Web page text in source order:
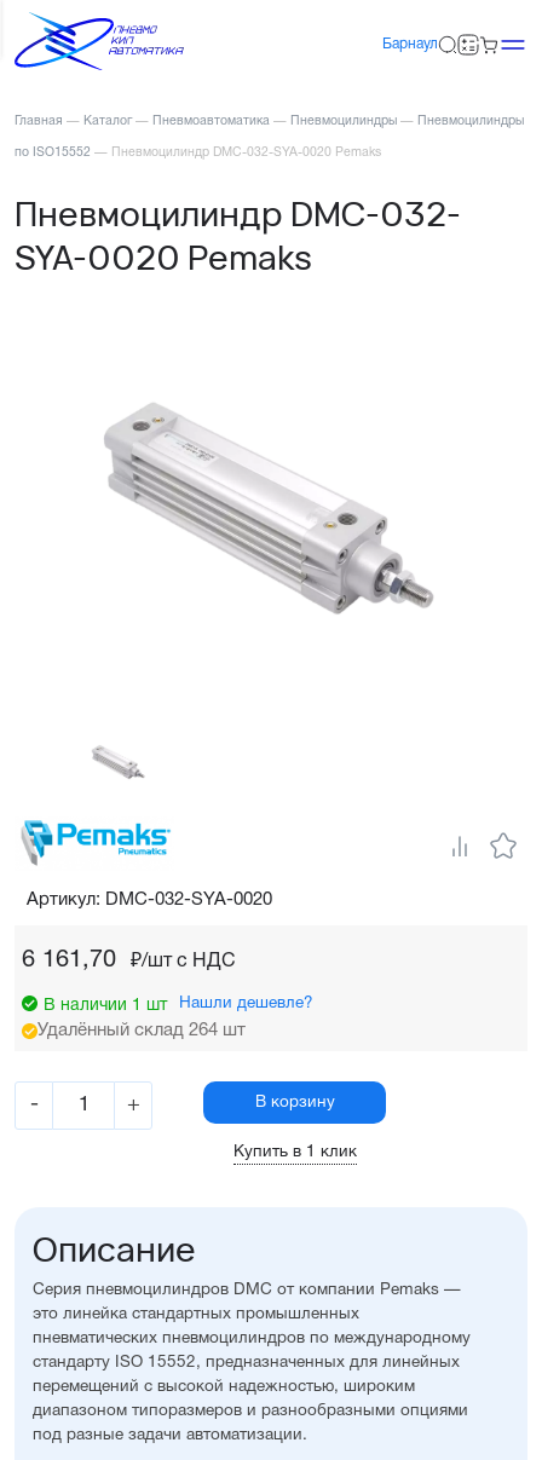
Барнаул
Главная — Каталог — Пневмоавтоматика — Пневмоцилиндры — Пневмоцилиндры
по ISO15552 — Пневмоцилиндр DMC-032-SYA-0020 Pemaks
Пневмоцилиндр DMC-032-
SYA-0020 Pemaks
6 161,70 ₽/шт c НДС
В наличии 1 шт Нашли дешевле?
Удалённый склад 264 шт
- + В корзину
Купить в 1 клик
Артикул: DMC-032-SYA-0020
Описание
Серия пневмоцилиндров DMC от компании Pemaks —
это линейка стандартных промышленных
пневматических пневмоцилиндров по международному
стандарту ISO 15552, предназначенных для линейных
перемещений с высокой надежностью, широким
диапазоном типоразмеров и разнообразными опциями
под разные задачи автоматизации.